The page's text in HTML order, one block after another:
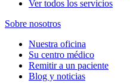
Ver todos los servicios
Sobre nosotros
Nuestra oficina
Su centro médico
Remitir a un paciente
Blog y noticias